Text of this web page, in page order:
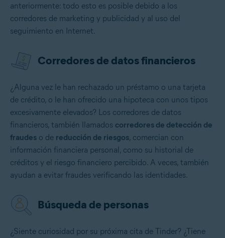
anteriormente: todo esto es posible debido a los
corredores de marketing y publicidad y al uso del
seguimiento en Internet.
Corredores de datos financieros
¿Alguna vez le han rechazado un préstamo o una tarjeta
de crédito, o le han ofrecido una hipoteca con unos tipos
excesivamente elevados? Los corredores de datos
financieros, también llamados corredores de detección de
fraudes o de reducción de riesgos, comercian con
información financiera personal, como su historial de
créditos y el riesgo financiero percibido. A veces, también
ayudan a evitar fraudes verificando las identidades.
Búsqueda de personas
¿Siente curiosidad por su próxima cita de Tinder? ¿Tiene